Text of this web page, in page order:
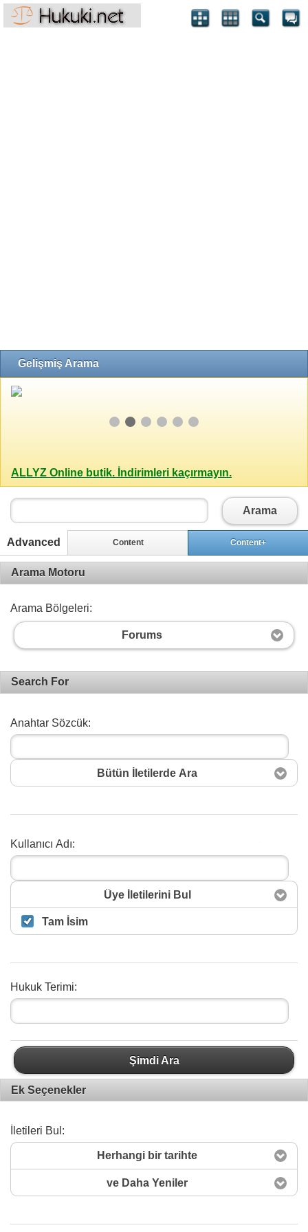
Gelişmiş Arama
ALLYZ Online butik. İndirimleri kaçırmayın.
Arama
Advanced Content Content+
Arama Motoru
Arama Bölgeleri:
Forums
Search For
Anahtar Sözcük:
Bütün İletilerde Ara
Kullanıcı Adı:
Üye İletilerini Bul
Tam İsim
Hukuk Terimi:
Şimdi Ara
Ek Seçenekler
İletileri Bul:
Herhangi bir tarihte
ve Daha Yeniler